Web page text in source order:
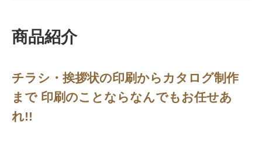
商品紹介
チラシ・挨拶状の印刷からカタログ制作
まで 印刷のことならなんでもお任せあ
れ!!